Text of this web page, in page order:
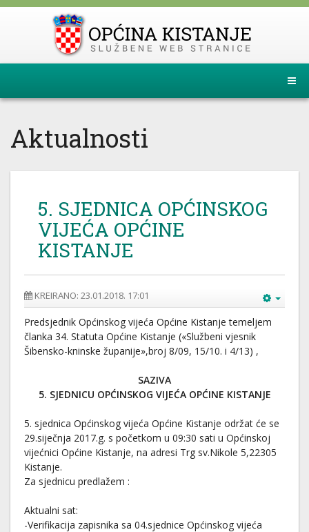
Aktualnosti
5. SJEDNICA OPĆINSKOG
VIJEĆA OPĆINE
KISTANJE
KREIRANO: 23.01.2018. 17:01
Predsjednik Općinskog vijeća Općine Kistanje temeljem
članka 34. Statuta Općine Kistanje («Službeni vjesnik
Šibensko-kninske županije»,broj 8/09, 15/10. i 4/13) ,
SAZIVA
5. SJEDNICU OPĆINSKOG VIJEĆA OPĆINE KISTANJE
5. sjednica Općinskog vijeća Općine Kistanje održat će se
29.siječnja 2017.g. s početkom u 09:30 sati u Općinskoj
vijećnici Općine Kistanje, na adresi Trg sv.Nikole 5,22305
Kistanje.
Za sjednicu predlažem :
Aktualni sat:
-Verifikacija zapisnika sa 04.sjednice Općinskog vijeća